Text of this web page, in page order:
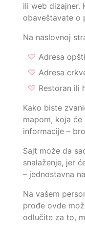
ili web dizajner.
obaveštavate o
Na naslovnoj
Adresa
Adresa
Restoran ili
Kako biste
mapom, koja
informacije –
Sajt može da
snalaženje, jer
– jednostavna
Na vašem
prođe ovde
odlučite za to,